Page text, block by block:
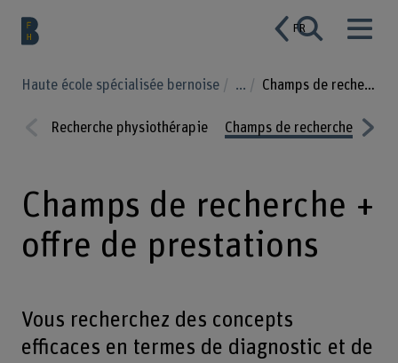
FR
Haute école spécialisée bernoise ... Champs de recherche
ious
Recherche physiothérapie Champs de recherche
Champs de recherche +
offre de prestations
Vous recherchez des concepts
efficaces en termes de diagnostic et de